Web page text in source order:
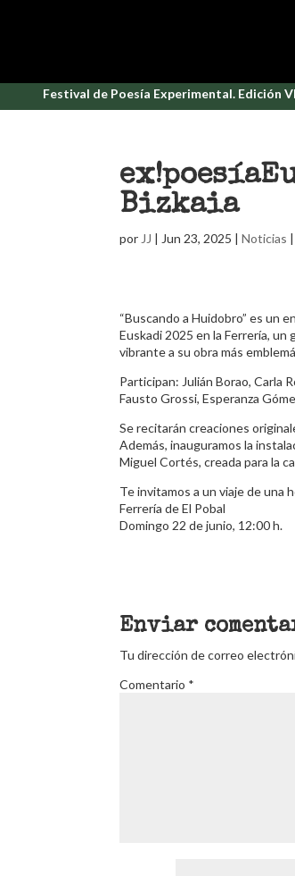
Festival de Poesía Experimental. Edición
Bizkaia
por JJ | Jun 23, 2025 |Noticias
“Buscando a Huidobro” es un
Euskadi 2025 en la Ferrería,
vibrante a su obra más
Participan: Julián Borao, Carla
Fausto Grossi, Esperanza
Se recitarán creaciones
Además, inauguramos la
Miguel Cortés, creada para la
Te invitamos a un viaje de una
Ferrería de El Pobal
Domingo 22 de junio, 12:00 h.
Enviar
Tu dirección de correo
Comentario *